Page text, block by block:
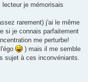
je mémorisais
rarement) j'ai le même
si je connais parfaitement
me perturbe!
) mais il me semble
sujet à ces inconvéniants.